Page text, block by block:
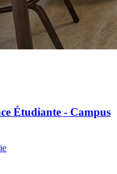
Étudiante - Campus